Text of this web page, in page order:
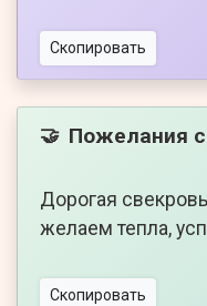
Скопировать
🤝 Пожелания
Дорогая
желаем тепла,
Скопировать